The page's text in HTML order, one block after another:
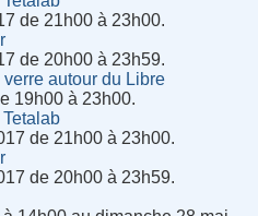
de 21h00 à 23h00.
de 20h00 à 23h59.
autour du Libre
19h00 à 23h00.
de 21h00 à 23h00.
de 20h00 à 23h59.